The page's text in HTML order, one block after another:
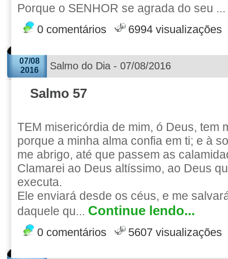
Porque o SENHOR se agrada do seu ...
0 comentários 6994 visualizações
07/08
2016
Salmo do Dia - 07/08/2016
Salmo 57
TEM misericórdia de mim, ó Deus, tem
porque a minha alma confia em ti; e à
me abrigo, até que passem as
Clamarei ao Deus altíssimo, ao Deus
executa.
Ele enviará desde os céus, e me
daquele qu... Continue lendo...
0 comentários 5607 visualizações